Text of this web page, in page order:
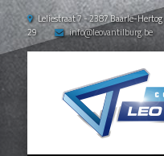
Leliestraat 7 - 2387 Baarle-Hertog
29
info@leovantilburg.be